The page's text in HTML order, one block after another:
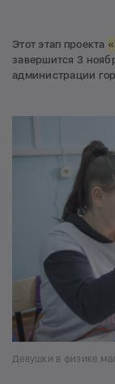
Этот этап проекта
завершится 3
администрации
Девушки в физике